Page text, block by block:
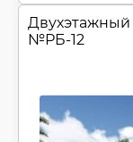
Двухэтажный
№РБ-12